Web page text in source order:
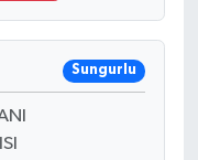
Sungurlu